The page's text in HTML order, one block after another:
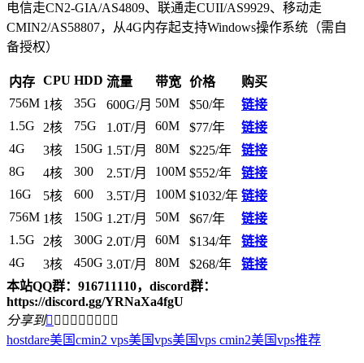
电信走CN2-GIA/AS4809、联通走CUII/AS9929、移动走
CMIN2/AS58807，从4G内存起支持Windows操作系统（需自
备授权）
内存 CPU HDD 流量 带宽 价格
购买
756M 1核 35G 600G/月 50M $50/年
链接
1.5G
2核 75G 1.0T/月 60M $77/年
链接
4G
3核 150G 1.5T/月 80M $225/年
链接
8G
4核 300 2.5T/月 100M $552/年
链接
16G
5核 600 3.5T/月 100M $1032/年 链接
756M 1核 150G 1.2T/月 50M $67/年
链接
1.5G
2核 300G 2.0T/月 60M $134/年
链接
4G
3核 450G 3.0T/月 80M $268/年
链接
本站QQ群：916711110，discord群：
https://discord.gg/YRNaXa4fgU
分享到        
hostdare美国cmin2 vps美国vps美国vps cmin2美国vps推荐